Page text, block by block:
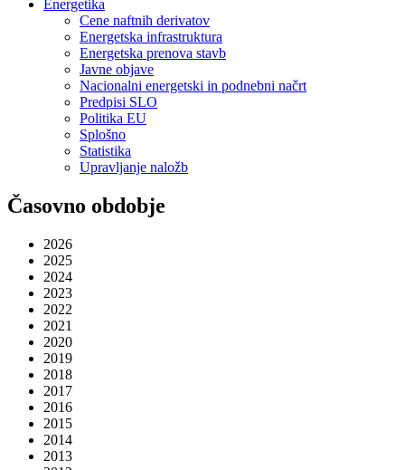
Energetika
Cene naftnih derivatov
Energetska infrastruktura
Energetska prenova stavb
Javne objave
Nacionalni energetski in podnebni načrt
Predpisi SLO
Politika EU
Splošno
Statistika
Upravljanje naložb
Časovno obdobje
2026
2025
2024
2023
2022
2021
2020
2019
2018
2017
2016
2015
2014
2013